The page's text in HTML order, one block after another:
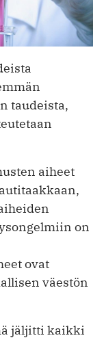
taudeista,
aiheet
on
ovat
väestön
jäljitti kaikki